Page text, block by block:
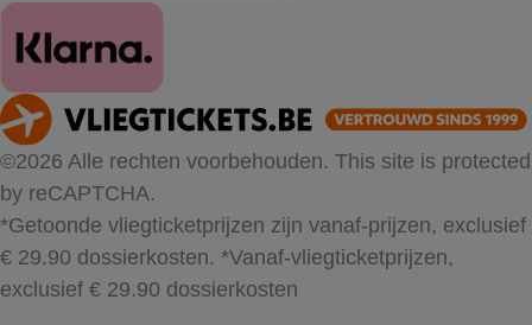
©2026 Alle rechten voorbehouden. This site is protected
by reCAPTCHA.
*Getoonde vliegticketprijzen zijn vanaf-prijzen, exclusief
€ 29.90 dossierkosten. *Vanaf-vliegticketprijzen,
exclusief € 29.90 dossierkosten